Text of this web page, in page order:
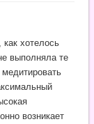
хотелось
выполняла те
возникает